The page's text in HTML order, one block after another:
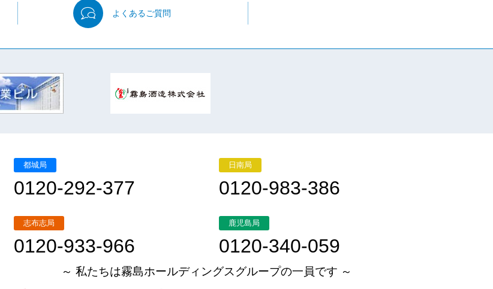
よくあるご質問
都城局
0120-292-377
日南局
0120-983-386
志布志局
0120-933-966
鹿児島局
0120-340-059
～ 私たちは霧島ホールディングスグループの一員です ～